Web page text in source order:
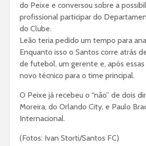
do Peixe e conversou sobre a
profissional participar do
do Clube.
Leão teria pedido um tempo para
Enquanto isso o Santos corre atrás
de futebol, um gerente e, após
novo técnico para o time principal.
O Peixe já recebeu o “não” de dois
Moreira, do Orlando City, e Paulo
Internacional.
(Fotos: Ivan Storti/Santos FC)